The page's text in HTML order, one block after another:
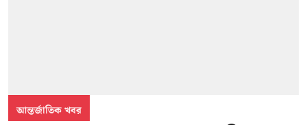
আন্তর্জাতিক খবর